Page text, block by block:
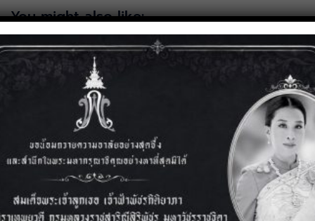
You might also like:
3 สิงหาคม 2569